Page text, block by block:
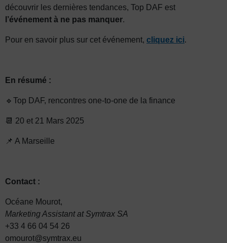
découvrir les dernières tendances, Top DAF est
l’événement à ne pas manquer.
Pour en savoir plus sur cet événement, cliquez ici.
En résumé :
🔹Top DAF, rencontres one-to-one de la finance
📆 20 et 21 Mars 2025
📌 A Marseille
Contact :
Océane Mourot,
Marketing Assistant at Symtrax SA
+33 4 66 04 54 26
omourot@symtrax.eu